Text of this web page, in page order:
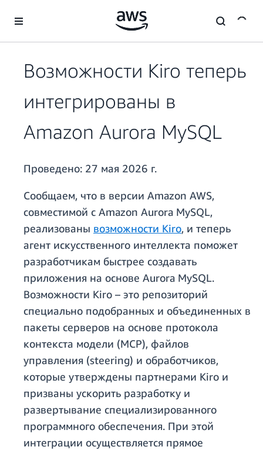
Перейти к главному контенту
Возможности Kiro теперь
интегрированы в
Amazon Aurora MySQL
Проведено: 27 мая 2026 г.
Сообщаем, что в версии Amazon AWS,
совместимой с Amazon Aurora MySQL,
реализованы возможности Kiro, и теперь
агент искусственного интеллекта поможет
разработчикам быстрее создавать
приложения на основе Aurora MySQL.
Возможности Kiro – это репозиторий
специально подобранных и объединенных в
пакеты серверов на основе протокола
контекста модели (MCP), файлов
управления (steering) и обработчиков,
которые утверждены партнерами Kiro и
призваны ускорить разработку и
развертывание специализированного
программного обеспечения. При этой
интеграции осуществляется прямое